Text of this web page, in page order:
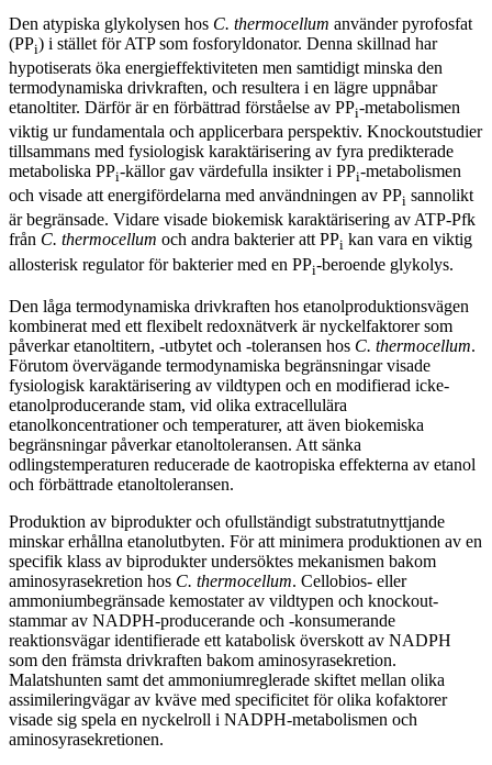
Den atypiska glykolysen hos C. thermocellum använder pyrofosfat
(PPi) i stället för ATP som fosforyldonator. Denna skillnad har
hypotiserats öka energieffektiviteten men samtidigt minska den
termodynamiska drivkraften, och resultera i en lägre uppnåbar
etanoltiter. Därför är en förbättrad förståelse av PPi-metabolismen
viktig ur fundamentala och applicerbara perspektiv. Knockoutstudier
tillsammans med fysiologisk karaktärisering av fyra predikterade
metaboliska PPi-källor gav värdefulla insikter i PPi-metabolismen
och visade att energifördelarna med användningen av PPi sannolikt
är begränsade. Vidare visade biokemisk karaktärisering av ATP-Pfk
från C. thermocellum och andra bakterier att PPi kan vara en viktig
allosterisk regulator för bakterier med en PPi-beroende glykolys.
Den låga termodynamiska drivkraften hos etanolproduktionsvägen
kombinerat med ett flexibelt redoxnätverk är nyckelfaktorer som
påverkar etanoltitern, -utbytet och -toleransen hos C. thermocellum.
Förutom övervägande termodynamiska begränsningar visade
fysiologisk karaktärisering av vildtypen och en modifierad icke-
etanolproducerande stam, vid olika extracellulära
etanolkoncentrationer och temperaturer, att även biokemiska
begränsningar påverkar etanoltoleransen. Att sänka
odlingstemperaturen reducerade de kaotropiska effekterna av etanol
och förbättrade etanoltoleransen.
Produktion av biprodukter och ofullständigt substratutnyttjande
minskar erhållna etanolutbyten. För att minimera produktionen av en
specifik klass av biprodukter undersöktes mekanismen bakom
aminosyrasekretion hos C. thermocellum. Cellobios- eller
ammoniumbegränsade kemostater av vildtypen och knockout-
stammar av NADPH-producerande och -konsumerande
reaktionsvägar identifierade ett katabolisk överskott av NADPH
som den främsta drivkraften bakom aminosyrasekretion.
Malatshunten samt det ammoniumreglerade skiftet mellan olika
assimileringvägar av kväve med specificitet för olika kofaktorer
visade sig spela en nyckelroll i NADPH-metabolismen och
aminosyrasekretionen.